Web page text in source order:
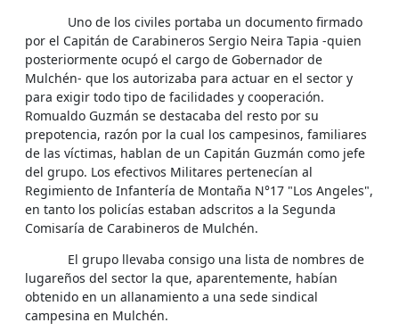
Uno de los civiles portaba un documento firmado
por el Capitán de Carabineros Sergio Neira Tapia -quien
posteriormente ocupó el cargo de Gobernador de
Mulchén- que los autorizaba para actuar en el sector y
para exigir todo tipo de facilidades y cooperación.
Romualdo Guzmán se destacaba del resto por su
prepotencia, razón por la cual los campesinos, familiares
de las víctimas, hablan de un Capitán Guzmán como jefe
del grupo. Los efectivos Militares pertenecían al
Regimiento de Infantería de Montaña N°17 "Los Angeles",
en tanto los policías estaban adscritos a la Segunda
Comisaría de Carabineros de Mulchén.
El grupo llevaba consigo una lista de nombres de
lugareños del sector la que, aparentemente, habían
obtenido en un allanamiento a una sede sindical
campesina en Mulchén.